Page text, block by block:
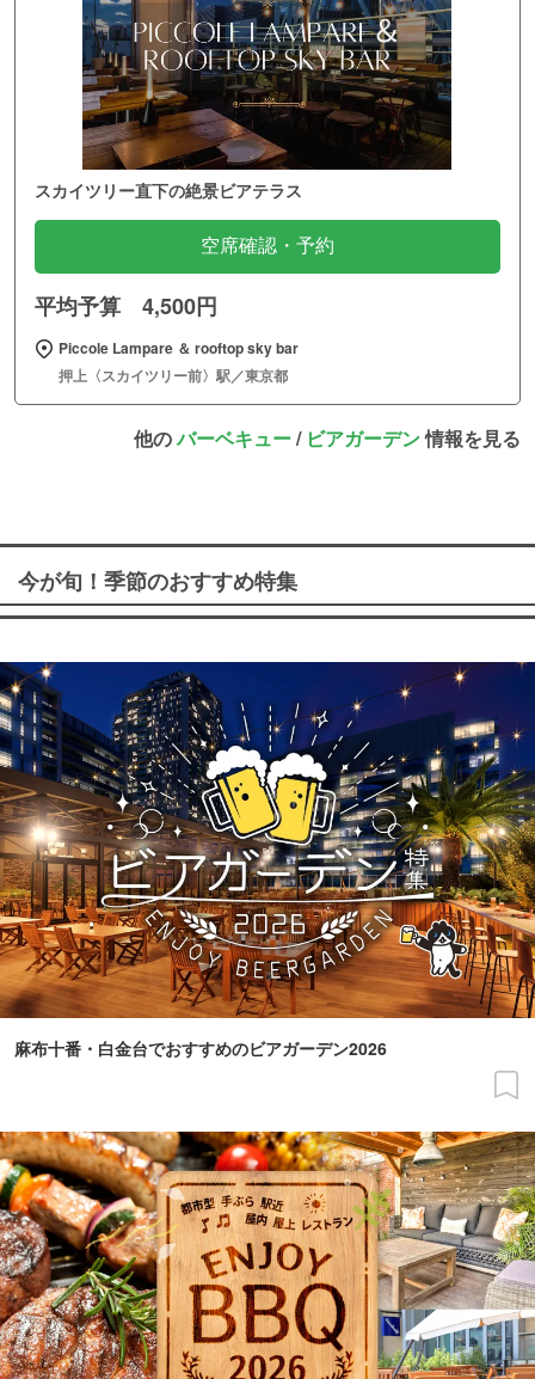
スカイツリー直下の絶景ビアテラス
空席確認・予約
平均予算 4,500円
Piccole Lampare ＆ rooftop sky bar
押上〈スカイツリー前〉駅／東京都
他のバーベキュー/ ビアガーデン情報を見る
今が旬！季節のおすすめ特集
麻布十番・白金台でおすすめのビアガーデン2026